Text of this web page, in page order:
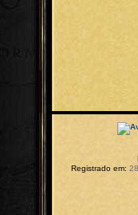
Registrado em: